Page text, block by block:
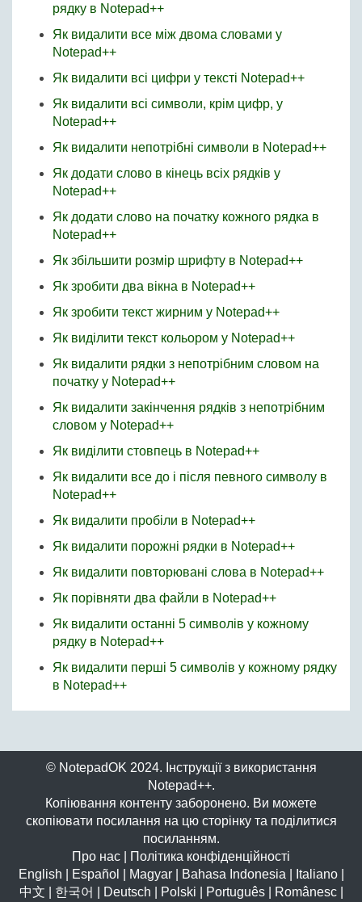
рядку в Notepad++
Як видалити все між двома словами у
Notepad++
Як видалити всі цифри у тексті Notepad++
Як видалити всі символи, крім цифр, у
Notepad++
Як видалити непотрібні символи в Notepad++
Як додати слово в кінець всіх рядків у
Notepad++
Як додати слово на початку кожного рядка в
Notepad++
Як збільшити розмір шрифту в Notepad++
Як зробити два вікна в Notepad++
Як зробити текст жирним у Notepad++
Як виділити текст кольором у Notepad++
Як видалити рядки з непотрібним словом на
початку у Notepad++
Як видалити закінчення рядків з непотрібним
словом у Notepad++
Як виділити стовпець в Notepad++
Як видалити все до і після певного символу в
Notepad++
Як видалити пробіли в Notepad++
Як видалити порожні рядки в Notepad++
Як видалити повторювані слова в Notepad++
Як порівняти два файли в Notepad++
Як видалити останні 5 символів у кожному
рядку в Notepad++
Як видалити перші 5 символів у кожному рядку
в Notepad++
© NotepadOK 2024. Інструкції з використання
Notepad++.
Копіювання контенту заборонено. Ви можете
скопіювати посилання на цю сторінку та поділитися
посиланням.
Про нас
Політика конфіденційності
English
Español Magyar| Bahasa Indonesia Italiano|
中文
한국어 Deutsch Polski Português| Românesc|